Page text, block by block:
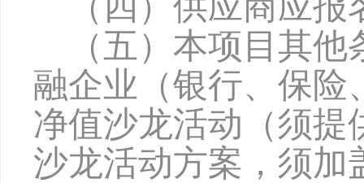
（五）本项目其他
融企业（银行、保险
净值沙龙活动（须提
沙龙活动方案，须加